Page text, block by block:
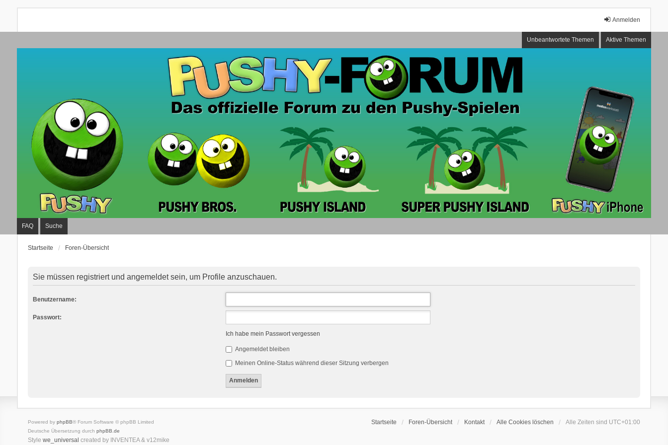
Anmelden
Unbeantwortete Themen Aktive Themen
FAQ Suche
Startseite Foren-Übersicht
Sie müssen registriert und angemeldet sein, um Profile anzuschauen.
Benutzername:
Passwort:
Ich habe mein Passwort vergessen
Angemeldet bleiben
Meinen Online-Status während dieser Sitzung verbergen
Startseite Foren-Übersicht Kontakt Alle Cookies löschen Alle Zeiten sind UTC+01:00
Powered by phpBB® Forum Software © phpBB Limited
Deutsche Übersetzung durch phpBB.de
Style we_universal created by INVENTEA & v12mike